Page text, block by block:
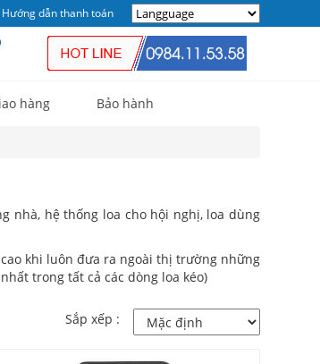
Hướng dẫn thanh toán
hàng Bảo hành
nhà, hệ thống loa cho hội nghị, loa dùng
khi luôn đưa ra ngoài thị trường những
trong tất cả các dòng loa kéo)
Sắp xếp :